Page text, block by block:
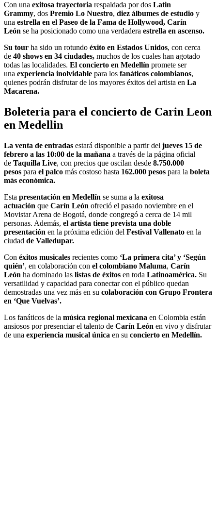
Con una exitosa trayectoria respaldada por dos Latin
Grammy, dos Premio Lo Nuestro, diez álbumes de estudio y
una estrella en el Paseo de la Fama de Hollywood, Carín
León se ha posicionado como una verdadera estrella en ascenso.
Su tour ha sido un rotundo éxito en Estados Unidos, con cerca
de 40 shows en 34 ciudades, muchos de los cuales han agotado
todas las localidades. El concierto en Medellín promete ser
una experiencia inolvidable para los fanáticos colombianos,
quienes podrán disfrutar de los mayores éxitos del artista en La
Macarena.
Boleteria para el concierto de Carin Leon
en Medellin
La venta de entradas estará disponible a partir del jueves 15 de
febrero a las 10:00 de la mañana a través de la página oficial
de Taquilla Live, con precios que oscilan desde 8.750.000
pesos para el palco más costoso hasta 162.000 pesos para la boleta
más económica.
Esta presentación en Medellín se suma a la exitosa
actuación que Carín León ofreció el pasado noviembre en el
Movistar Arena de Bogotá, donde congregó a cerca de 14 mil
personas. Además, el artista tiene prevista una doble
presentación en la próxima edición del Festival Vallenato en la
ciudad de Valledupar.
Con éxitos musicales recientes como ‘La primera cita’ y ‘Según
quién’, en colaboración con el colombiano Maluma, Carín
León ha dominado las listas de éxitos en toda Latinoamérica. Su
versatilidad y capacidad para conectar con el público quedan
demostradas una vez más en su colaboración con Grupo Frontera
en ‘Que Vuelvas’.
Los fanáticos de la música regional mexicana en Colombia están
ansiosos por presenciar el talento de Carín León en vivo y disfrutar
de una experiencia musical única en su concierto en Medellín.